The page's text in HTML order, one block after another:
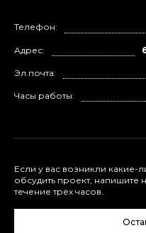
Телефон:
Адрес:
Эл.почта:
Часы работы:
Если у вас возникли какие-
обсудить проект, напишите
течение трёх часов.